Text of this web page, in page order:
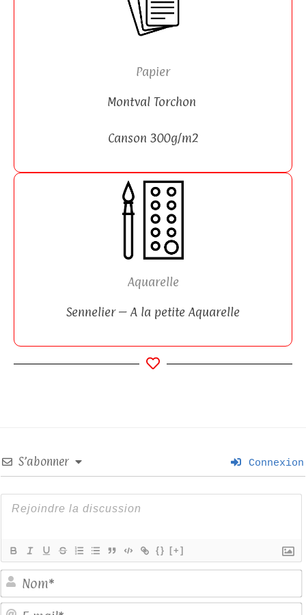
Papier
Montval Torchon
Canson 300g/m2
Aquarelle
Sennelier – A la petite Aquarelle
S’abonner Connexion
{} [+]